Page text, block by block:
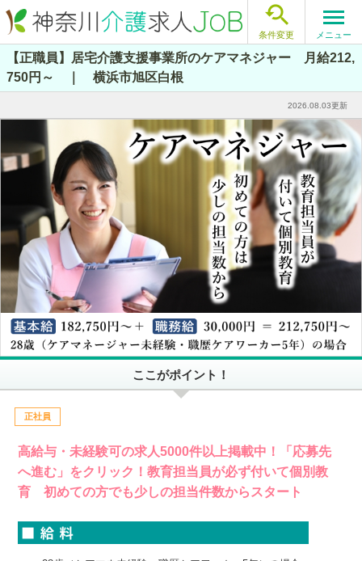

条件変更 メニュー
【正職員】居宅介護支援事業所のケアマネジャー 月給212,
750円～ ｜ 横浜市旭区白根
2026.08.03更新
ここがポイント！
正社員
高給与・未経験可の求人5000件以上掲載中！「応募先
へ進む」をクリック！教育担当員が必ず付いて個別教
育 初めての方でも少しの担当件数からスタート